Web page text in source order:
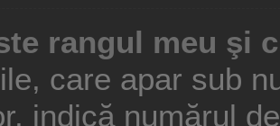
rangul meu şi
care apar sub
indică numărul